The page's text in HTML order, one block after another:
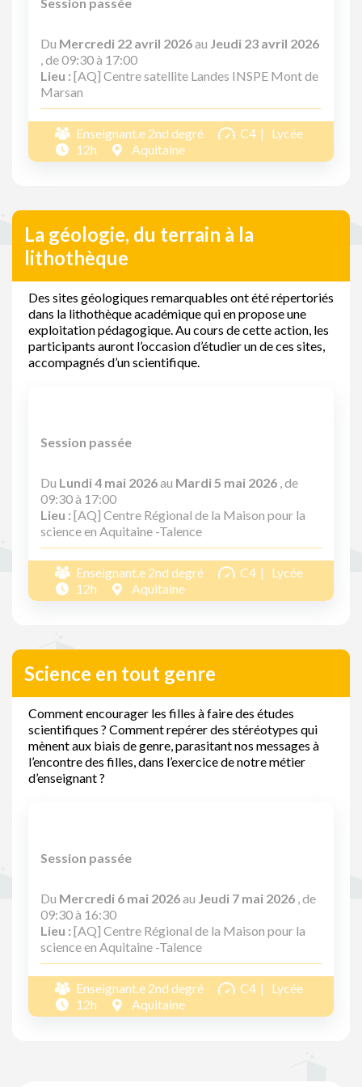
Du Mercredi 22 avril 2026au Jeudi 23 avril 2026
, de 09:30 à 17:00
Lieu : [AQ] Centre satellite Landes INSPE Mont de
Marsan
Enseignant.e 2nd degré C4
Lycée
12h
Aquitaine
La géologie, du terrain à la
lithothèque
Des sites géologiques remarquables ont été répertoriés
dans la lithothèque académique qui en propose une
exploitation pédagogique. Au cours de cette action, les
participants auront l’occasion d’étudier un de ces sites,
accompagnés d’un scientifique.
Session passée
Du Lundi 4 mai 2026au Mardi 5 mai 2026 , de
09:30 à 17:00
Lieu : [AQ] Centre Régional de la Maison pour la
science en Aquitaine -Talence
Enseignant.e 2nd degré C4
Lycée
12h
Aquitaine
Science en tout genre
Comment encourager les filles à faire des études
scientifiques ? Comment repérer des stéréotypes qui
mènent aux biais de genre, parasitant nos messages à
l’encontre des filles, dans l’exercice de notre métier
d’enseignant ?
Session passée
Du Mercredi 6 mai 2026au Jeudi 7 mai 2026 , de
09:30 à 16:30
Lieu : [AQ] Centre Régional de la Maison pour la
science en Aquitaine -Talence
Enseignant.e 2nd degré C4
Lycée
12h
Aquitaine